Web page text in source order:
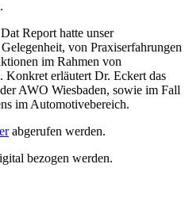
Report hatte unser
von Praxiserfahrungen
im Rahmen von
Konkret erläutert Dr. Eckert das
AWO Wiesbaden, sowie im Fall
im Automotivebereich.
abgerufen werden.
bezogen werden.